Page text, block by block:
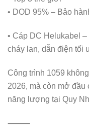
• DOD 95% – Bảo
• Cáp DC Helukabel
cháy lan, dẫn điện tối
Công trình 1059
2026, mà còn mở đầu
năng lượng tại Quy
⸻